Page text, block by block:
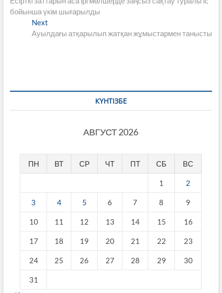
по
записям
бойынша үкім шығарылды
Next
post:
Ауылдағы атқарылып жатқан жұмыстармен танысты
КҮНТІЗБЕ
АВГУСТ 2026
ПН ВТ СР ЧТ ПТ СБ ВС
1 2
3 4 5 6 7 8 9
10 11 12 13 14 15 16
17 18 19 20 21 22 23
24 25 26 27 28 29 30
31